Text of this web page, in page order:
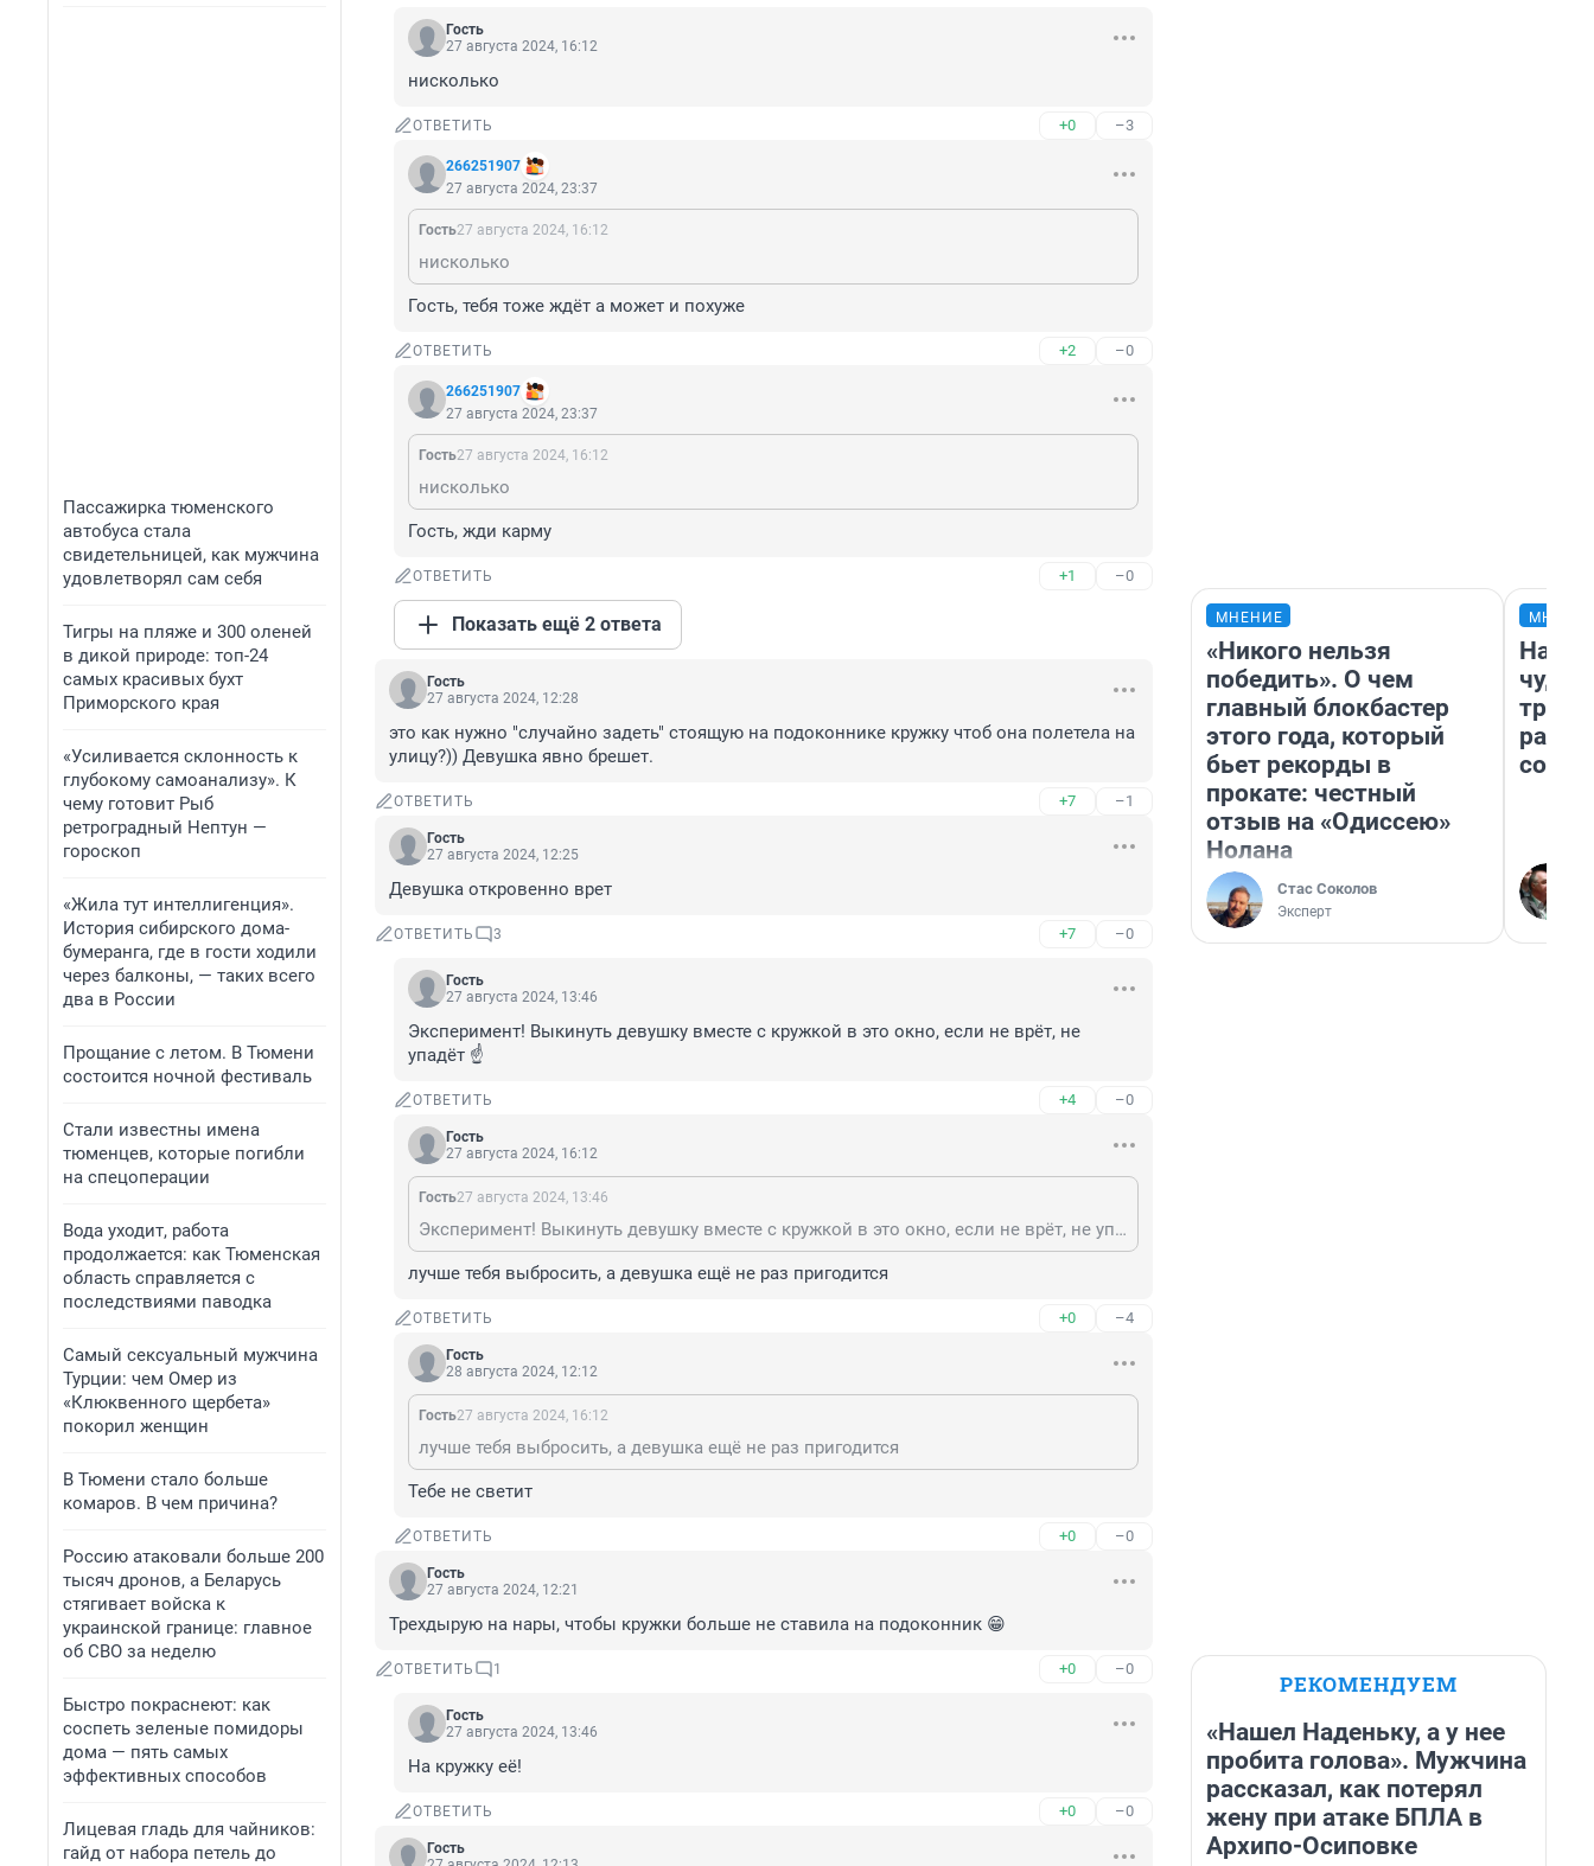
Пассажирка тюменского
автобуса стала
свидетельницей, как мужчина
удовлетворял сам себя
Тигры на пляже и 300 оленей
в дикой природе: топ-24
самых красивых бухт
Приморского края
«Усиливается склонность к
глубокому самоанализу». К
чему готовит Рыб
ретроградный Нептун —
гороскоп
«Жила тут интеллигенция».
История сибирского дома-
бумеранга, где в гости ходили
через балконы, — таких всего
два в России
Прощание с летом. В Тюмени
состоится ночной фестиваль
Стали известны имена
тюменцев, которые погибли
на спецоперации
Вода уходит, работа
продолжается: как Тюменская
область справляется с
последствиями паводка
Самый сексуальный мужчина
Турции: чем Омер из
«Клюквенного щербета»
покорил женщин
В Тюмени стало больше
комаров. В чем причина?
Россию атаковали больше 200
тысяч дронов, а Беларусь
стягивает войска к
украинской границе: главное
об СВО за неделю
Быстро покраснеют: как
соспеть зеленые помидоры
дома — пять самых
эффективных способов
Лицевая гладь для чайников:
гайд от набора петель до
Гость
27 августа 2024, 16:12
нисколько
ОТВЕТИТЬ +0 –3
266251907
27 августа 2024, 23:37
Гость27 августа 2024, 16:12
нисколько
Гость, тебя тоже ждёт а может и похуже
ОТВЕТИТЬ +2 –0
266251907
27 августа 2024, 23:37
Гость27 августа 2024, 16:12
нисколько
Гость, жди карму
ОТВЕТИТЬ +1 –0
Показать ещё 2 ответа
Гость
27 августа 2024, 12:28
это как нужно "случайно задеть" стоящую на подоконнике кружку чтоб она полетела на
улицу?)) Девушка явно брешет.
ОТВЕТИТЬ +7 –1
Гость
27 августа 2024, 12:25
Девушка откровенно врет
ОТВЕТИТЬ 3 +7 –0
Гость
27 августа 2024, 13:46
Эксперимент! Выкинуть девушку вместе с кружкой в это окно, если не врёт, не
упадёт ☝️
ОТВЕТИТЬ +4 –0
Гость
27 августа 2024, 16:12
Гость27 августа 2024, 13:46
Эксперимент! Выкинуть девушку вместе с кружкой в это окно, если не врёт, не упадёт ☝️
лучше тебя выбросить, а девушка ещё не раз пригодится
ОТВЕТИТЬ +0 –4
Гость
28 августа 2024, 12:12
Гость27 августа 2024, 16:12
лучше тебя выбросить, а девушка ещё не раз пригодится
Тебе не светит
ОТВЕТИТЬ +0 –0
Гость
27 августа 2024, 12:21
Трехдырую на нары, чтобы кружки больше не ставила на подоконник 😁
ОТВЕТИТЬ 1 +0 –0
Гость
27 августа 2024, 13:46
На кружку её!
ОТВЕТИТЬ +0 –0
Гость
МНЕНИЕ
«Никого нельзя
победить». О чем
главный блокбастер
этого года, который
бьет рекорды в
прокате: честный
отзыв на «Одиссею»
Нолана
Стас Соколов
Эксперт
РЕКОМЕНДУЕМ
«Нашел Наденьку, а у нее
пробита голова». Мужчина
рассказал, как потерял
жену при атаке БПЛА в
Архипо-Осиповке